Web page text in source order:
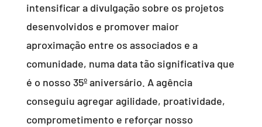
intensificar a divulgação sobre os projetos
desenvolvidos e promover maior
aproximação entre os associados e a
comunidade, numa data tão significativa que
é o nosso 35º aniversário. A agência
conseguiu agregar agilidade, proatividade,
comprometimento e reforçar nosso